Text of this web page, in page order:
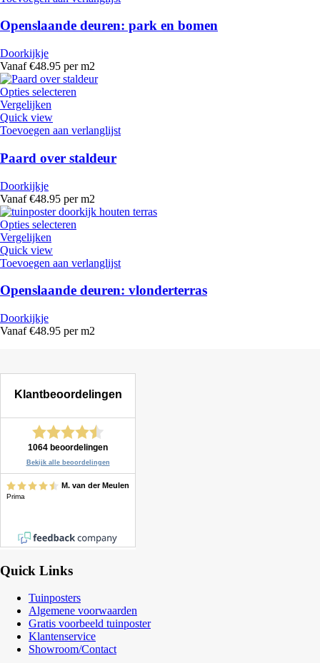
Openslaande deuren: park en bomen
Doorkijkje
Vanaf €48.95 per m2
Opties selecteren
Vergelijken
Quick view
Toevoegen aan verlanglijst
Paard over staldeur
Doorkijkje
Vanaf €48.95 per m2
Opties selecteren
Vergelijken
Quick view
Toevoegen aan verlanglijst
Openslaande deuren: vlonderterras
Doorkijkje
Vanaf €48.95 per m2
Quick Links
Tuinposters
Algemene voorwaarden
Gratis voorbeeld tuinposter
Klantenservice
Showroom/Contact